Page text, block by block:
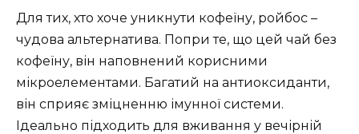
Для тих, хто хоче уникнути кофеїну, ройбос –
чудова альтернатива. Попри те, що цей чай без
кофеїну, він наповнений корисними
мікроелементами. Багатий на антиоксиданти,
він сприяє зміцненню імунної системи.
Ідеально підходить для вживання у вечірній